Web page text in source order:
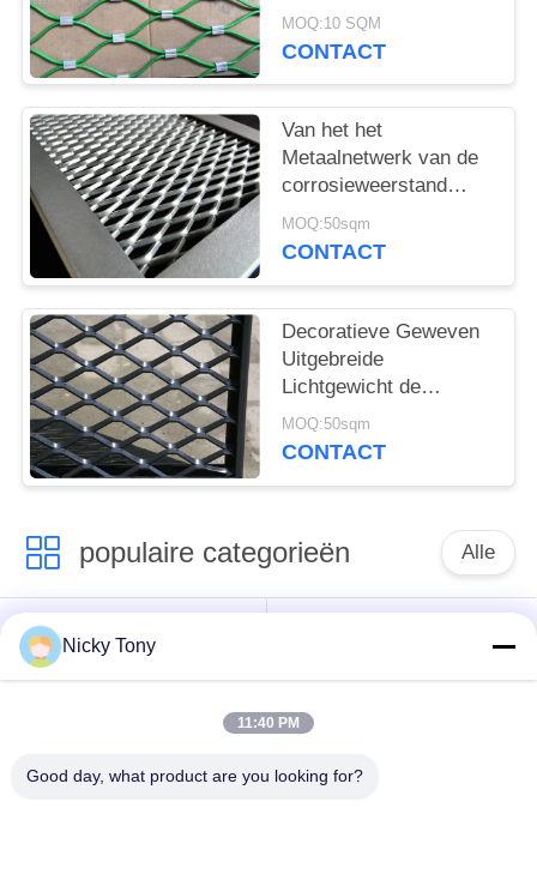
Schermen, pvc/Nylon
Geweven Kabelnetwerk
MOQ:10 SQM
CONTACT
Van het het
Metaalnetwerk van de
corrosieweerstand
Aluminium Uitgebreid
Blad 250mm SWD
MOQ:50sqm
CONTACT
Decoratieve Geweven
Uitgebreide
Lichtgewicht de
Voorgevelbekleding
van het
MOQ:50sqm
CONTACT
populaire categorieën Alle
Het Netwerk van de
draadkabel
Vogelhuisdraad het
Nicky Tony
11:40 PM
Good day, what product are you looking for?